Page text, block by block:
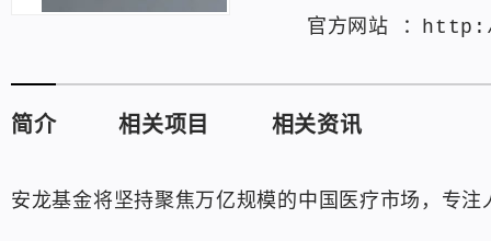
官方网站 ：
简介 相关项目 相关资讯
安龙基金将坚持聚焦万亿规模的中国医疗市场，专